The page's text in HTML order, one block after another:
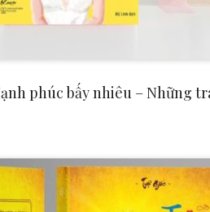
phúc bấy nhiêu – Những